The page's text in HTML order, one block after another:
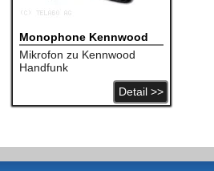
Detail >>
Monophone Kennwood
Mikrofon zu Kennwood
Handfunk